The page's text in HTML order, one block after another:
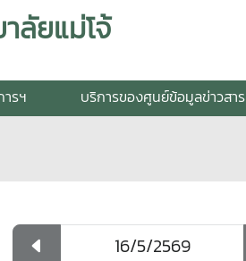
ลัยแม่โจ้
รฯ บริการของศูนย์ข้อมูลข่าวสาร